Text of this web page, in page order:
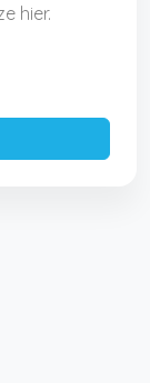
hier.